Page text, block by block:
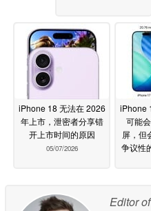
iPhone 18 无法在 2026
年上市，泄密者分享错
开上市时间的原因
05/07/2026
iPhone
可能
屏，但
争议性
Editor